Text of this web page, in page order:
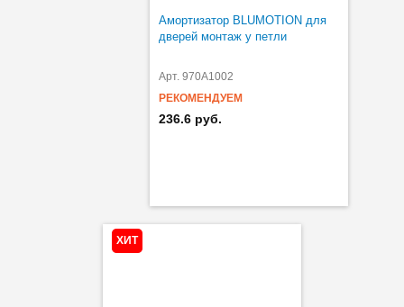
Амортизатор BLUMOTION для
дверей монтаж у петли
Арт. 970A1002
РЕКОМЕНДУЕМ
236.6 руб.
ХИТ